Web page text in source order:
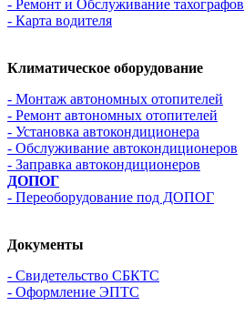
- Ремонт и Обслуживание тахографов
- Карта водителя
Климатическое оборудование
- Монтаж автономных отопителей
- Ремонт автономных отопителей
- Установка автокондиционера
- Обслуживание автокондиционеров
- Заправка автокондиционеров
ДОПОГ
- Переоборудование под ДОПОГ
Документы
- Свидетельство СБКТС
- Оформление ЭПТС